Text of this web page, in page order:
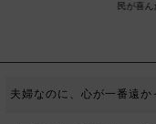
民が喜ん
夫婦なのに、心が一番遠か